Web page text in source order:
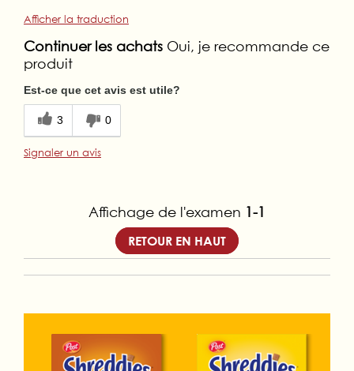
Afficher la traduction
Continuer les achatsOui, je recommande ce
produit
Est-ce que cet avis est utile?
3 0
Signaler un avis
Affichage de l'examen 1-1
RETOUR EN HAUT